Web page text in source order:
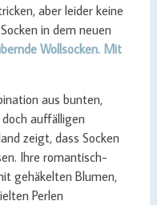
aber leider keine
in dem neuen
Wollsocken. Mit
aus bunten,
auffälligen
zeigt, dass Socken
Ihre romantisch-
gehäkelten Blumen,
Perlen